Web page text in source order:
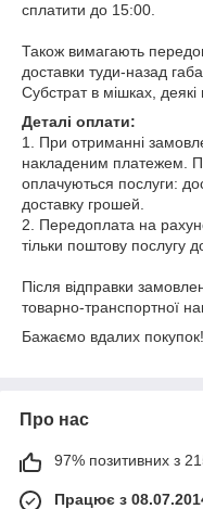
сплатити до 15:00.
Також вимагають
доставки туди-назад
Субстрат в мішках, деякі
Деталі оплати:
1. При отриманні
накладеним платежем.
оплачуються послуги:
доставку грошей.
2. Передоплата на
тільки поштову послугу
Після відправки
товарно-транспортної
Бажаємо вдалих покупок!
Про нас
97% позитивних з
Працює з